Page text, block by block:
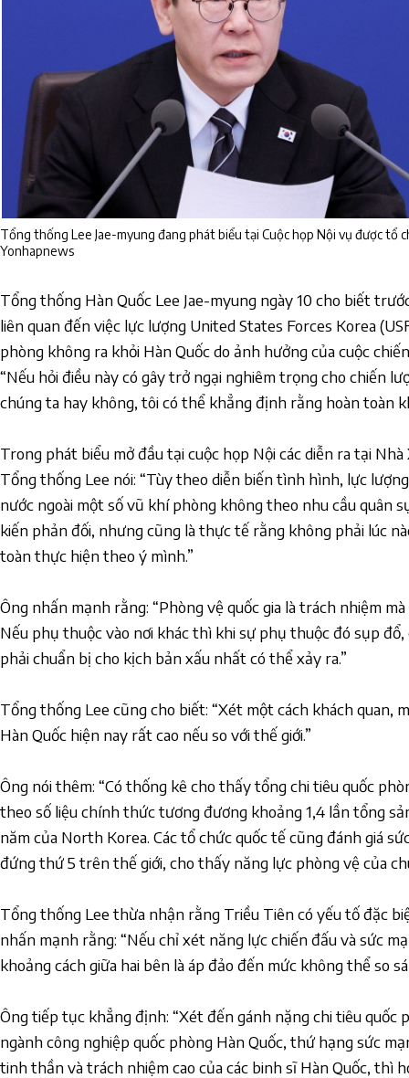
Tổng thống Lee Jae-myung đang phát biểu tại Cuộc họp Nội vụ được tổ
Yonhapnews
Tổng thống Hàn Quốc Lee Jae-myung ngày 10 cho biết
liên quan đến việc lực lượng United States Forces Korea
phòng không ra khỏi Hàn Quốc do ảnh hưởng của cuộc
“Nếu hỏi điều này có gây trở ngại nghiêm trọng cho chiến
chúng ta hay không, tôi có thể khẳng định rằng hoàn toàn
Trong phát biểu mở đầu tại cuộc họp Nội các diễn ra tại Nhà
Tổng thống Lee nói: “Tùy theo diễn biến tình hình, lực
nước ngoài một số vũ khí phòng không theo nhu cầu quân
kiến phản đối, nhưng cũng là thực tế rằng không phải lúc
toàn thực hiện theo ý mình.”
Ông nhấn mạnh rằng: “Phòng vệ quốc gia là trách nhiệm
Nếu phụ thuộc vào nơi khác thì khi sự phụ thuộc đó sụp đổ,
phải chuẩn bị cho kịch bản xấu nhất có thể xảy ra.”
Tổng thống Lee cũng cho biết: “Xét một cách khách quan,
Hàn Quốc hiện nay rất cao nếu so với thế giới.”
Ông nói thêm: “Có thống kê cho thấy tổng chi tiêu quốc
theo số liệu chính thức tương đương khoảng 1,4 lần tổng
năm của North Korea. Các tổ chức quốc tế cũng đánh giá
đứng thứ 5 trên thế giới, cho thấy năng lực phòng vệ của
Tổng thống Lee thừa nhận rằng Triều Tiên có yếu tố đặc
nhấn mạnh rằng: “Nếu chỉ xét năng lực chiến đấu và sức
khoảng cách giữa hai bên là áp đảo đến mức không thể so
Ông tiếp tục khẳng định: “Xét đến gánh nặng chi tiêu quốc
ngành công nghiệp quốc phòng Hàn Quốc, thứ hạng sức
tinh thần và trách nhiệm cao của các binh sĩ Hàn Quốc, thì